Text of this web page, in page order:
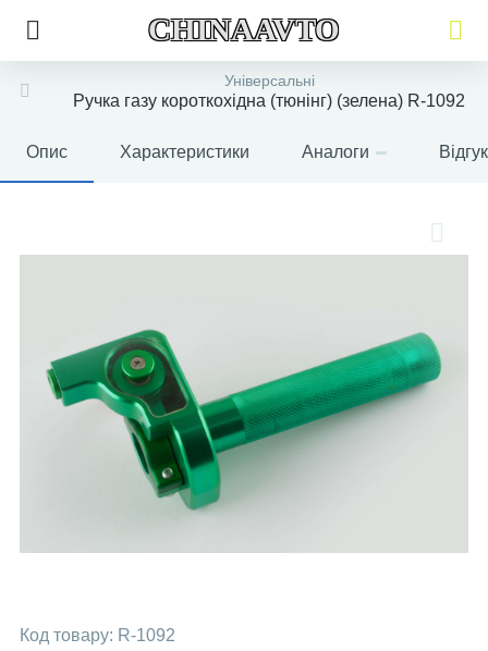
CHINAAVTO
Універсальні
Ручка газу короткохідна (тюнінг) (зелена) R-1092
Опис Характеристики Аналоги
Код товару: R-1092